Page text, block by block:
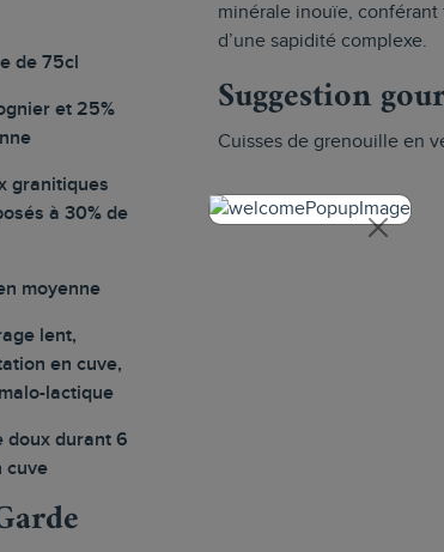
de 75cl
et 25%
granitiques
à 30% de
moyenne
lent,
en cuve,
lactique
doux durant 6
cuve
minérale inouïe,
d’une sapidité complexe.
Suggestion
Cuisses de grenouille en